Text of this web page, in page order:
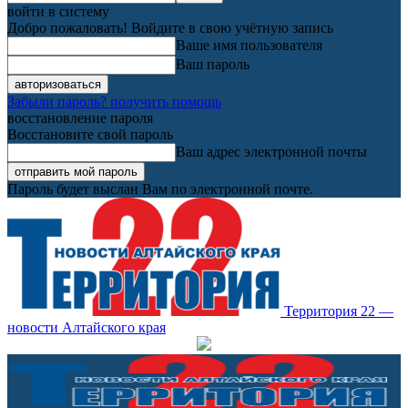
войти в систему
Добро пожаловать! Войдите в свою учётную запись
Ваше имя пользователя
Ваш пароль
Забыли пароль? получить помощь
восстановление пароля
Восстановите свой пароль
Ваш адрес электронной почты
Пароль будет выслан Вам по электронной почте.
Территория 22 —
новости Алтайского края